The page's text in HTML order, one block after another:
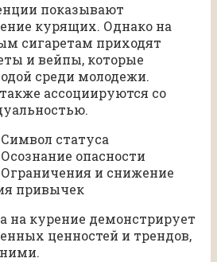
показывают
курящих. Однако на
сигаретам приходят
и вейпы, которые
среди молодежи.
ассоциируются со
Символ статуса
Осознание опасности
Ограничения и снижение
привычек
на курение демонстрирует
ценностей и трендов,